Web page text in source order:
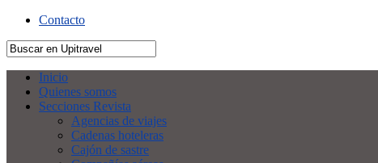
Contacto
Inicio
Quienes somos
Secciones Revista
Agencias de viajes
Cadenas hoteleras
Cajón de sastre